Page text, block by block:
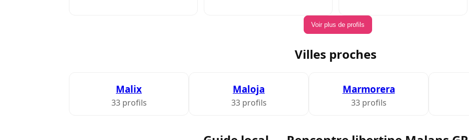
Voir plus de profils
Villes proches
Malix
33 profils
Maloja
33 profils
Marmorera
33 profils